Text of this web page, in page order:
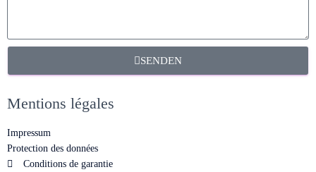
SENDEN
Mentions légales
Impressum
Protection des données
Conditions de garantie